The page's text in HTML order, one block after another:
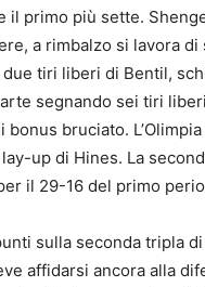
il primo più sette.
a rimbalzo si lavora
tiri liberi di Bentil,
segnando sei tiri
bruciato.
up di Hines. La
il 29-16 del primo
sulla seconda tripla
affidarsi ancora alla